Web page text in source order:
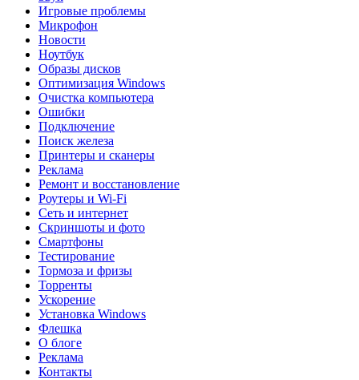
Игровые проблемы
Микрофон
Новости
Ноутбук
Образы дисков
Оптимизация Windows
Очистка компьютера
Ошибки
Подключение
Поиск железа
Принтеры и сканеры
Реклама
Ремонт и восстановление
Роутеры и Wi-Fi
Сеть и интернет
Скриншоты и фото
Смартфоны
Тестирование
Тормоза и фризы
Торренты
Ускорение
Установка Windows
Флешка
О блоге
Реклама
Контакты